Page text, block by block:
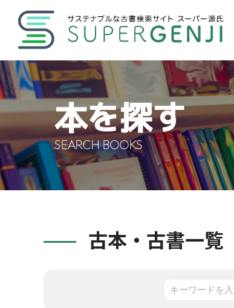
本を探す
SEARCH BOOKS
古本・古書一覧